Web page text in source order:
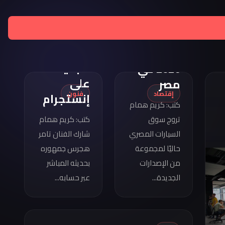
إقتصاد
مواصفات
كوبرا
2026 في
مصر
كتب: كريم همام
تروج سوق
السيارات المصري
حاليًا لمجموعة
من الإصدارات
الجديدة...
فنون
هجرس
يشارك
الجديدة
على
إنستجرام
كتب: كريم همام
شارك الفنان تامر
هجرس جمهوره
بحديثه المباشر
عبر حسابه...